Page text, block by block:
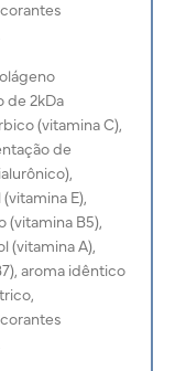
de 2kDa
(vitamina C),
de
E),
(vitamina B5),
(vitamina A),
aroma idêntico